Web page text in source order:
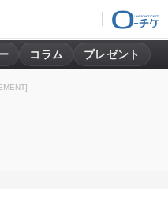
コラム プレゼント